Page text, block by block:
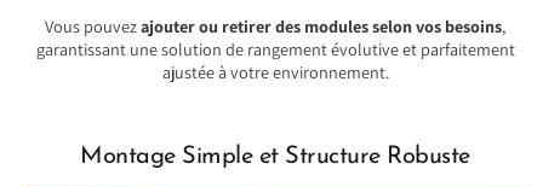
Vous pouvezajouter ou retirer des modules selon vos besoins,
garantissant une solution de rangement évolutive et parfaitement
ajustée à votre environnement.
Montage Simple et Structure Robuste